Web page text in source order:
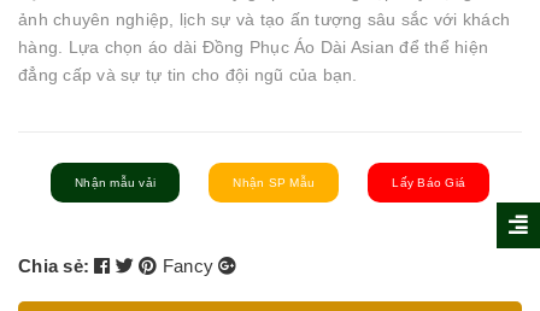
ảnh chuyên nghiệp, lịch sự và tạo ấn tượng sâu sắc với khách
hàng. Lựa chọn áo dài Đồng Phục Áo Dài Asian để thể hiện
đẳng cấp và sự tự tin cho đội ngũ của bạn.
Nhận mẫu vải Nhận SP Mẫu Lấy Báo Giá
Chia sẻ: Fancy